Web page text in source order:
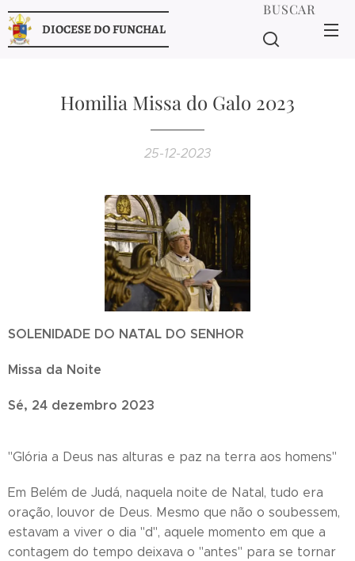
DIOCESE DO FUNCHAL
BUSCAR
Homilia Missa do Galo 2023
25-12-2023
SOLENIDADE DO NATAL DO SENHOR
Missa da Noite
Sé, 24 dezembro 2023
"Glória a Deus nas alturas e paz na terra aos homens"
Em Belém de Judá, naquela noite de Natal, tudo era
oração, louvor de Deus. Mesmo que não o soubessem,
estavam a viver o dia "d", aquele momento em que a
contagem do tempo deixava o "antes" para se tornar